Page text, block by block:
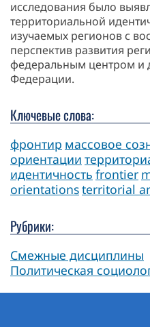
исследования было
территориальной
изучаемых регионов с
перспектив развития
федеральным центром и
Федерации.
Ключевые слова:
фронтир массовое
ориентации
идентичность frontier
orientationsterritorial
Рубрики:
Смежные дисциплины
Политическая